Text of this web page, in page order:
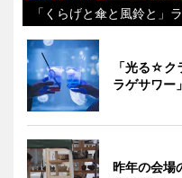
「くらげと傘と風鈴と」
「光る☆ク
ラゲサワー
昨年の会場